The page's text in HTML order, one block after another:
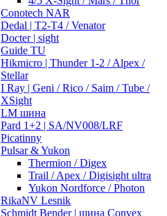
Conotech NAR
Dedal | T2-T4 / Venator
Docter | sight
Guide TU
Hikmicro | Thunder 1-2 / Alpex /
Stellar
I Ray | Geni / Rico / Saim / Tube /
XSight
LM шина
Pard 1+2 | SA/NV008/LRF
Picatinny
Pulsar & Yukon
Thermion / Digex
Trail / Apex / Digisight ultra
Yukon Nordforce / Photon
RikaNV Lesnik
Schmidt Bender | шина Convex